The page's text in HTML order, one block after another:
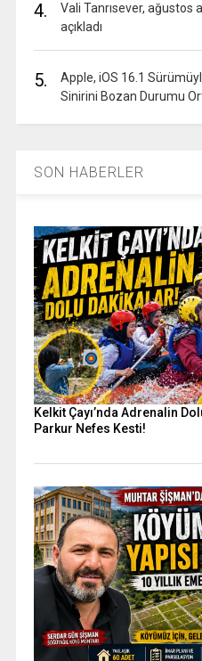
4.
Vali Tanrısever, ağustos
açıkladı
5.
Apple, iOS 16.1
Sinirini Bozan Durumu
SON HABERLER
Kelkit Çayı’nda Adrenalin
Parkur Nefes Kesti!